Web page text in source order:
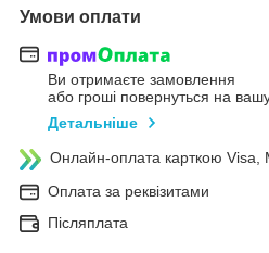
Умови оплати
Ви отримаєте замовлення
або гроші повернуться на
Детальніше
Онлайн-оплата карткою Visa,
Оплата за реквізитами
Післяплата